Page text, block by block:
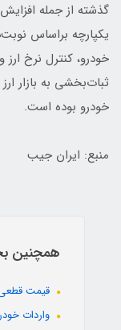
گذشته از جمله
یکپارچه براساس
خودرو، کنترل نرخ
ثبات‌بخشی به بازار
خودرو بوده است.
منبع: ایران جیب
همچنین
قیمت
واردات خودرو در